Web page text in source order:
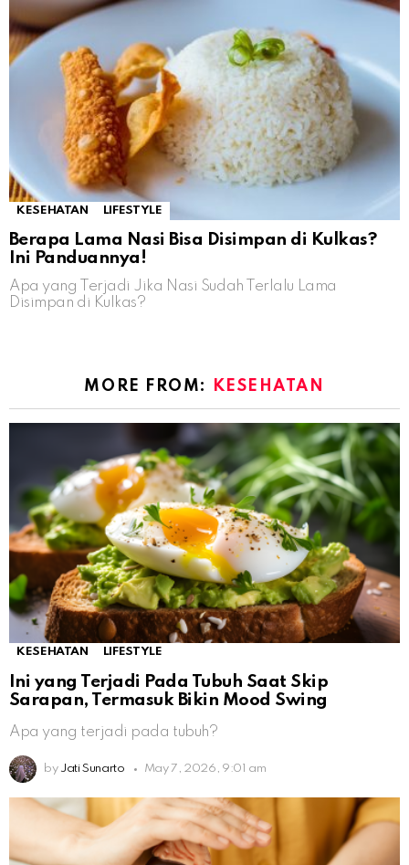
KESEHATAN LIFESTYLE
Berapa Lama Nasi Bisa Disimpan di Kulkas?
Ini Panduannya!
Apa yang Terjadi Jika Nasi Sudah Terlalu Lama
Disimpan di Kulkas?
MORE FROM: KESEHATAN
KESEHATAN LIFESTYLE
Ini yang Terjadi Pada Tubuh Saat Skip
Sarapan, Termasuk Bikin Mood Swing
Apa yang terjadi pada tubuh?
by Jati Sunarto May 7, 2026, 9:01 am